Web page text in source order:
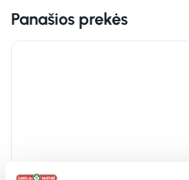
Panašios prekės